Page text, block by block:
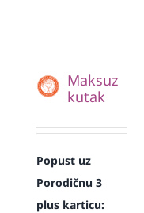
Maksuz
kutak
Popust uz
Porodičnu 3
plus karticu: